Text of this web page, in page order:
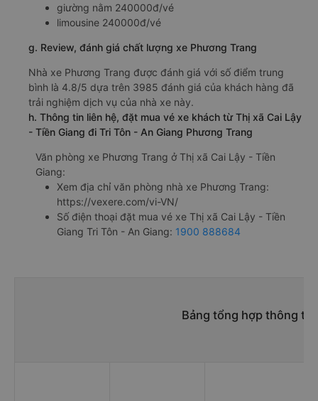
giường nằm 240000đ/vé
limousine 240000đ/vé
g. Review, đánh giá chất lượng xe Phương Trang
Nhà xe Phương Trang được đánh giá với số điểm trung
bình là 4.8/5 dựa trên 3985 đánh giá của khách hàng đã
trải nghiệm dịch vụ của nhà xe này.
h. Thông tin liên hệ, đặt mua vé xe khách từ Thị xã Cai Lậy
- Tiền Giang đi Tri Tôn - An Giang Phương Trang
Văn phòng xe Phương Trang ở Thị xã Cai Lậy - Tiền
Giang:
Xem địa chỉ văn phòng nhà xe Phương Trang:
https://vexere.com/vi-VN/
Số điện thoại đặt mua vé xe Thị xã Cai Lậy - Tiền
Giang Tri Tôn - An Giang: 1900 888684
Bảng tổng hợp thông tin